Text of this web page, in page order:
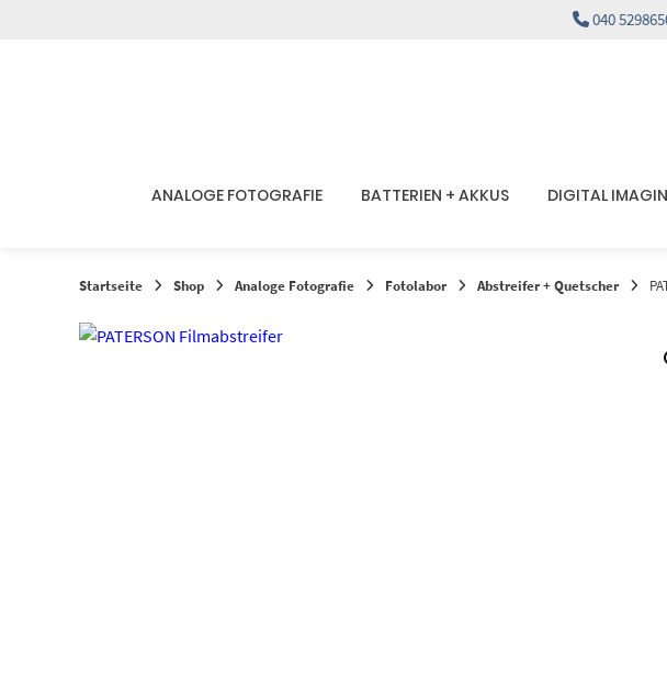
040
ANALOGE FOTOGRAFIE BATTERIEN + AKKUS DIGITAL
Startseite Shop Analoge Fotografie Fotolabor Abstreifer + Quetscher